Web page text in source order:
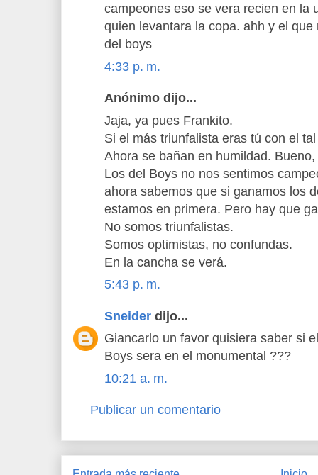
campeones eso se vera recien en la
quien levantara la copa. ahh y el
del boys
4:33 p. m.
Anónimo dijo...
Jaja, ya pues Frankito.
Si el más triunfalista eras tú con el
Ahora se bañan en humildad.
Los del Boys no nos sentimos
ahora sabemos que si ganamos los
estamos en primera. Pero hay que
No somos triunfalistas.
Somos optimistas, no confundas.
En la cancha se verá.
5:43 p. m.
Sneider dijo...
Giancarlo un favor quisiera saber si
Boys sera en el monumental ???
10:21 a. m.
Publicar un comentario